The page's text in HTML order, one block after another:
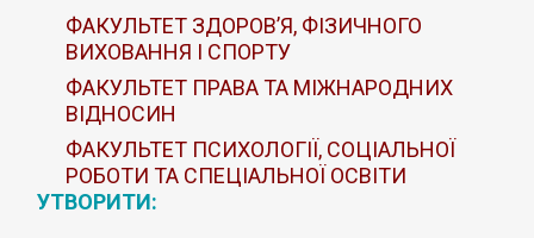
ФАКУЛЬТЕТ ЗДОРОВ’Я, ФІЗИЧНОГО
ВИХОВАННЯ І СПОРТУ
ФАКУЛЬТЕТ ПРАВА ТА МІЖНАРОДНИХ
ВІДНОСИН
ФАКУЛЬТЕТ ПСИХОЛОГІЇ, СОЦІАЛЬНОЇ
РОБОТИ ТА СПЕЦІАЛЬНОЇ ОСВІТИ
УТВОРИТИ: